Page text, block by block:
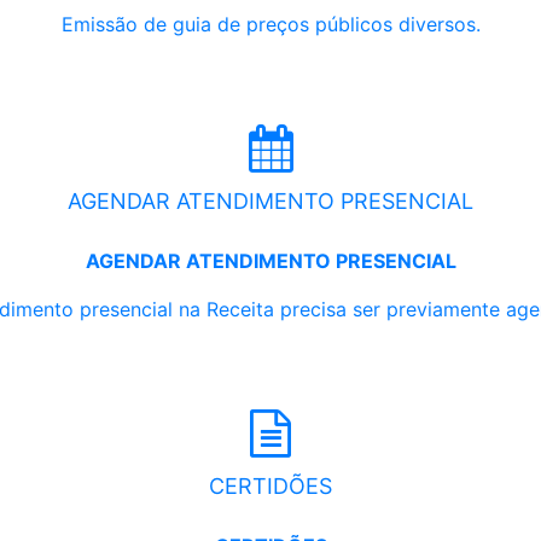
Emissão de guia de preços públicos diversos.
AGENDAR ATENDIMENTO PRESENCIAL
AGENDAR ATENDIMENTO PRESENCIAL
presencial na Receita precisa ser previamente
CERTIDÕES